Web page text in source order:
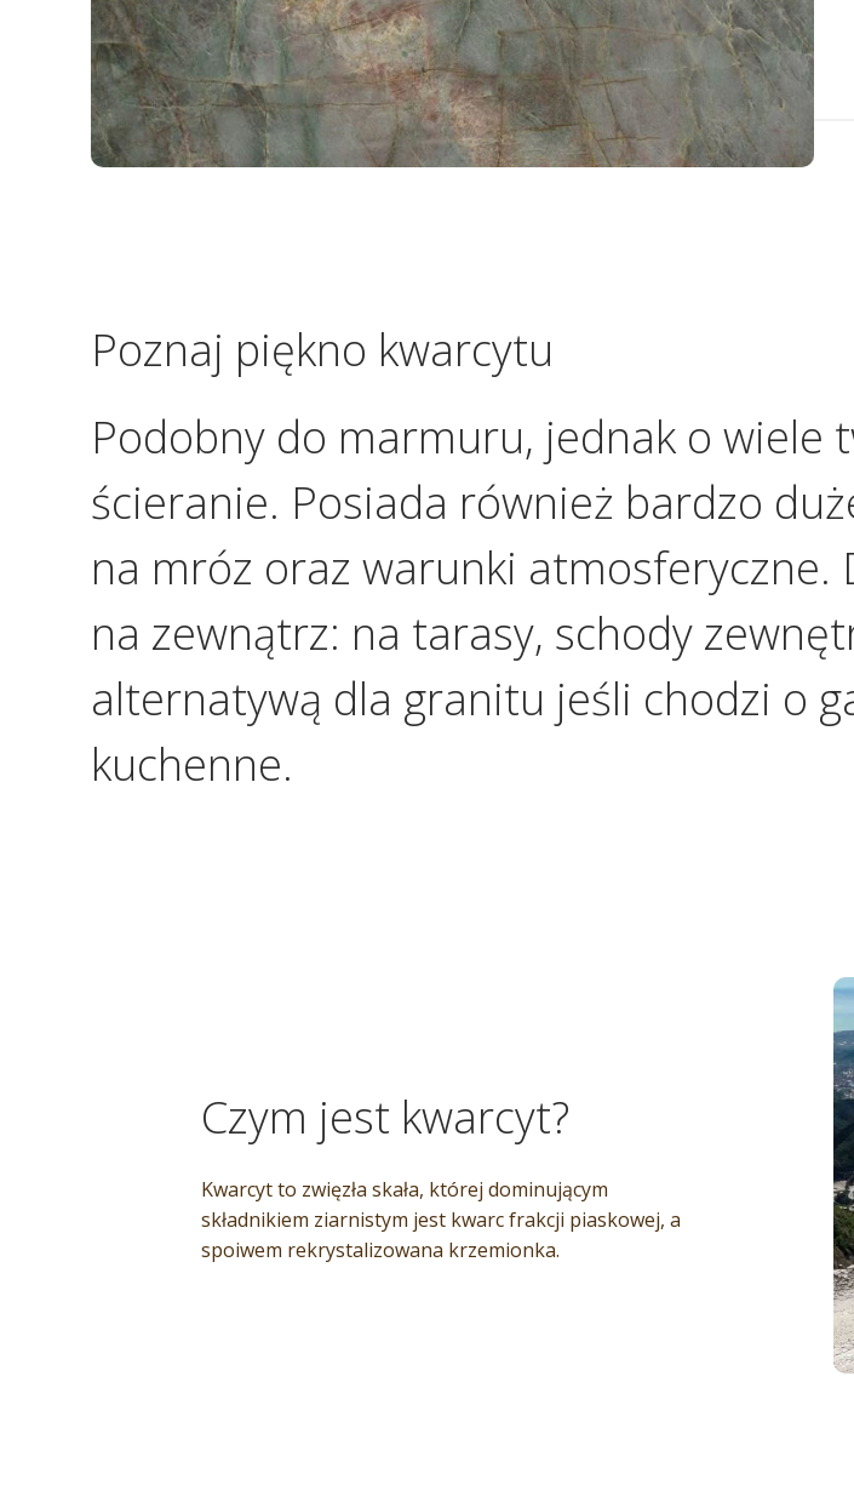
Poznaj piękno kwarcytu
Podobny do marmuru, jednak o wiele
ścieranie. Posiada również bardzo
na mróz oraz warunki
na zewnątrz: na tarasy, schody
alternatywą dla granitu jeśli chodzi o
kuchenne.
Czym jest kwarcyt?
Kwarcyt to zwięzła skała, której dominującym
składnikiem ziarnistym jest kwarc frakcji piaskowej, a
spoiwem rekrystalizowana krzemionka.